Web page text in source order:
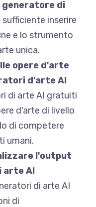
generatore di
sufficiente inserire
e lo strumento
unica.
opere d'arte
d'arte AI
di arte AI gratuiti
d'arte di livello
di competere
umani.
l'output
arte AI
di arte AI
di